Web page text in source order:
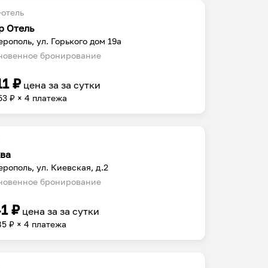
Отель
ул. Горького дом 19а
бронирование
₽ цена заза сутки
₽ × 4 платежа
ул. Киевская, д.2
бронирование
₽ цена заза сутки
₽ × 4 платежа